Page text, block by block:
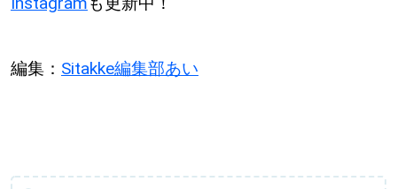
編集： Sitakke編集部あい